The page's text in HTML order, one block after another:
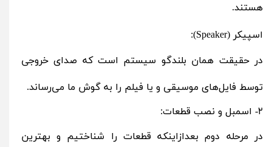
هستند.
اسپیکر (Speaker):
در حقیقت همان بلندگو سیستم است که صدای خروجی
توسط فایل‌های موسیقی و یا فیلم را به گوش ما می‌رساند.
۲- اسمبل و نصب قطعات:
در مرحله دوم بعدازاینکه قطعات را شناختیم و بهترین